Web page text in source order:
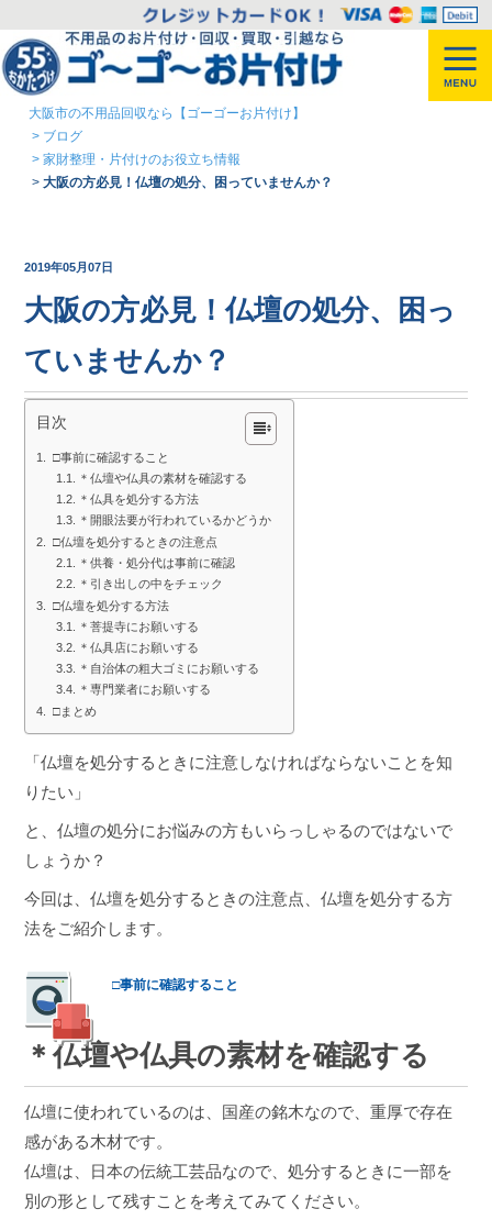
大阪市の不用品回収なら【ゴーゴーお片付け】
> ブログ
>家財整理・片付けのお役立ち情報
>大阪の方必見！仏壇の処分、困っていませんか？
2019年05月07日
大阪の方必見！仏壇の処分、困っ
ていませんか？
目次
□事前に確認すること
＊仏壇や仏具の素材を確認する
＊仏具を処分する方法
＊開眼法要が行われているかどうか
□仏壇を処分するときの注意点
＊供養・処分代は事前に確認
＊引き出しの中をチェック
□仏壇を処分する方法
＊菩提寺にお願いする
＊仏具店にお願いする
＊自治体の粗大ゴミにお願いする
＊専門業者にお願いする
□まとめ
「仏壇を処分するときに注意しなければならないことを知
りたい」
と、仏壇の処分にお悩みの方もいらっしゃるのではないで
しょうか？
今回は、仏壇を処分するときの注意点、仏壇を処分する方
法をご紹介します。
□事前に確認すること
＊仏壇や仏具の素材を確認する
仏壇に使われているのは、国産の銘木なので、重厚で存在
感がある木材です。
仏壇は、日本の伝統工芸品なので、処分するときに一部を
別の形として残すことを考えてみてください。